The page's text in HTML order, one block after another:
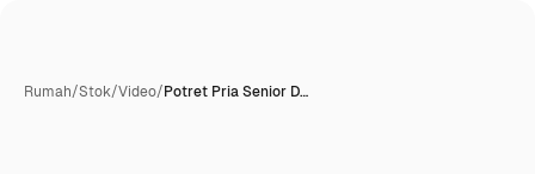
Rumah/Stok/Video/Potret Pria Senior D…